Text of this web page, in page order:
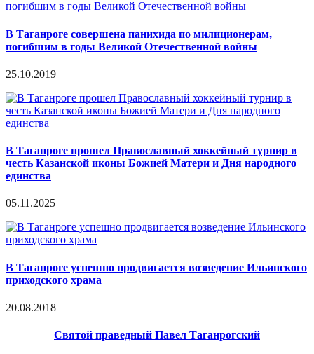
В Таганроге совершена панихида по милиционерам,
погибшим в годы Великой Отечественной войны
25.10.2019
В Таганроге прошел Православный хоккейный турнир в
честь Казанской иконы Божией Матери и Дня народного
единства
05.11.2025
В Таганроге успешно продвигается возведение Ильинского
приходского храма
20.08.2018
Святой праведный Павел Таганрогский